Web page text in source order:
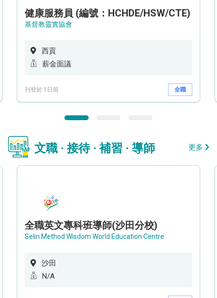
健康服務員 (編號：HCHDE/HSW/CTE)
基督教靈實協會
西貢
薪金面議
刊登於 1日前 全職
文職 · 接待 · 補習 · 導師 更多
全職英文專科班導師(沙田分校)
Selin Method Wisdom World Education Centre
沙田
N/A